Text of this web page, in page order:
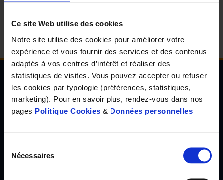
Ce site Web utilise des cookies
Notre site utilise des cookies pour améliorer votre
expérience et vous fournir des services et des contenus
adaptés à vos centres d’intérêt et réaliser des
statistiques de visites. Vous pouvez accepter ou refuser
les cookies par typologie (préférences, statistiques,
marketing). Pour en savoir plus, rendez-vous dans nos
pages Politique Cookies & Données personnelles
Nécessaires
Newsletter de l'Observatoire de la santé Visuelle
et Auditive